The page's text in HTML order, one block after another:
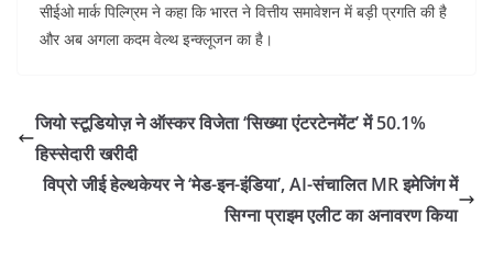
सीईओ मार्क पिल्ग्रिम ने कहा कि भारत ने वित्तीय समावेशन में बड़ी प्रगति की है
और अब अगला कदम वेल्थ इन्क्लूजन का है।
जियो स्टूडियोज़ ने ऑस्कर विजेता ‘सिख्या एंटरटेनमेंट’ में 50.1%
हिस्सेदारी खरीदी
विप्रो जीई हेल्थकेयर ने ‘मेड-इन-इंडिया’, AI-संचालित MR इमेजिंग में
सिग्ना प्राइम एलीट का अनावरण किया